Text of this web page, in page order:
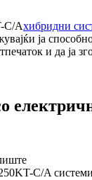
C/Aхибридни
ја
и да ја
C/A системи